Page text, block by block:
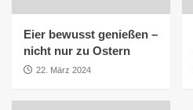
Eier bewusst genießen –
nicht nur zu Ostern
22. März 2024